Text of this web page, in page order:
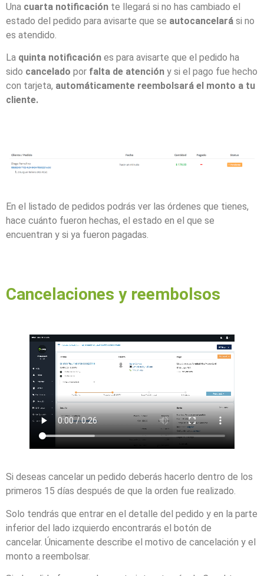
Una cuarta notificación te llegará si no has cambiado el
estado del pedido para avisarte que se autocancelará si no
es atendido.
La quinta notificación es para avisarte que el pedido ha
sido cancelado por falta de atención y si el pago fue hecho
con tarjeta, automáticamente reembolsará el monto a tu
cliente.
En el listado de pedidos podrás ver las órdenes que tienes,
hace cuánto fueron hechas, el estado en el que se
encuentran y si ya fueron pagadas.
Cancelaciones y reembolsos
Si deseas cancelar un pedido deberás hacerlo dentro de los
primeros 15 días después de que la orden fue realizado.
Solo tendrás que entrar en el detalle del pedido y en la parte
inferior del lado izquierdo encontrarás el botón de
cancelar. Únicamente describe el motivo de cancelación y el
monto a reembolsar.